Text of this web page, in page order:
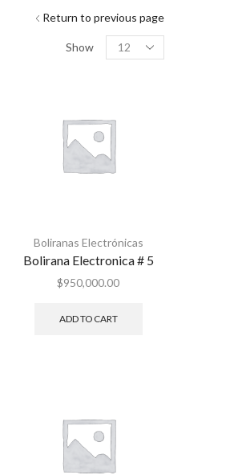
Return to previous page
Show
Boliranas Electrónicas
Bolirana Electronica # 5
$950,000.00
ADD TO CART